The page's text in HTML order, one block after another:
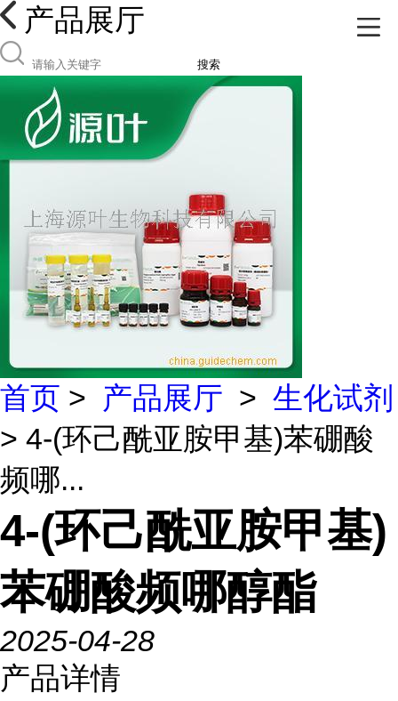
产品展厅
搜索
首页 > 产品展厅 > 生化试剂
> 4-(环己酰亚胺甲基)苯硼酸
频哪...
4-(环己酰亚胺甲基)
苯硼酸频哪醇酯
2025-04-28
产品详情